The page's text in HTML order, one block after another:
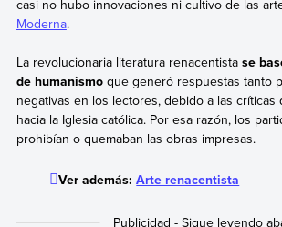
casi no hubo innovaciones ni cultivo de las
Moderna.
La revolucionaria literatura renacentista se
de humanismoque generó respuestas tanto
negativas en los lectores, debido a las críticas
hacia la Iglesia católica. Por esa razón, los
prohibían o quemaban las obras impresas.
Ver además:Arte renacentista